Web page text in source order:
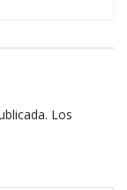
Los